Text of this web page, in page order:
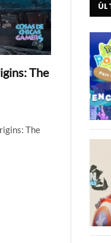
The
The